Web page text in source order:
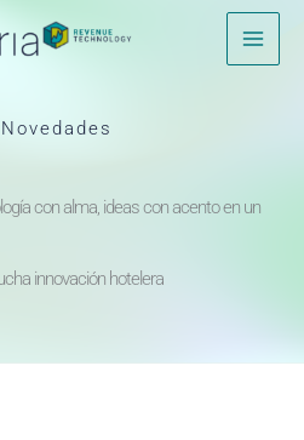
Novedades
con alma, ideas con acento en un
innovación hotelera